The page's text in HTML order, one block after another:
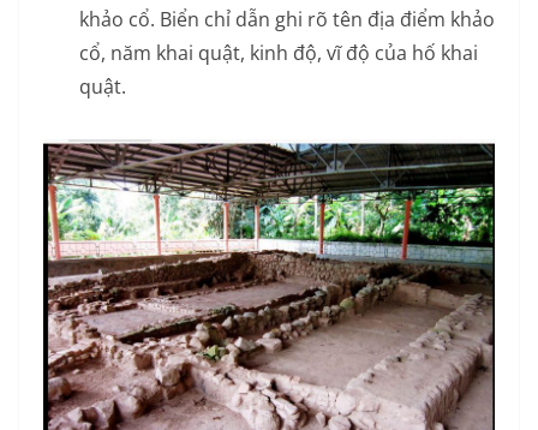
khảo cổ. Biển chỉ dẫn ghi rõ tên địa điểm khảo
cổ, năm khai quật, kinh độ, vĩ độ của hố khai
quật.